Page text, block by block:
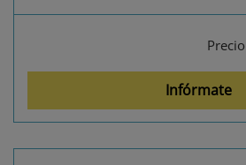
Precio
Infórmate